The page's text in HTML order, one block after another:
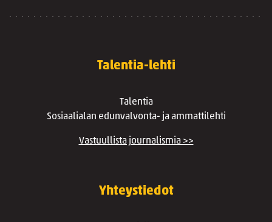
Talentia-lehti
Talentia
Sosiaalialan edunvalvonta- ja ammattilehti
Vastuullista journalismia >>
Yhteystiedot